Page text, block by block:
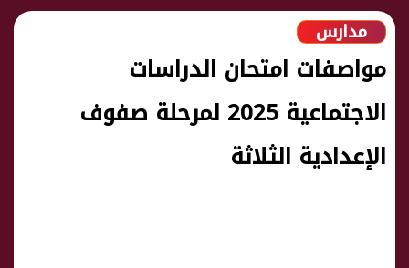
مدارس
مواصفات امتحان الدراسات
الاجتماعية 2025 لمرحلة صفوف
الإعدادية الثلاثة